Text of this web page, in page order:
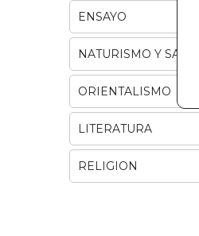
ENSAYO
NATURISMO Y SALUD
ORIENTALISMO
LITERATURA
RELIGION